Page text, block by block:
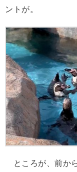
ントが。
ところが、前か